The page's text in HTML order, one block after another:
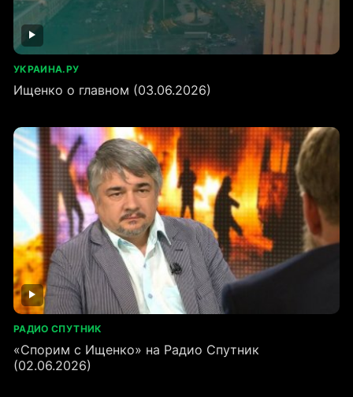
УКРАИНА.РУ
Ищенко о главном (03.06.2026)
РАДИО СПУТНИК
«Спорим с Ищенко» на Радио Спутник
(02.06.2026)